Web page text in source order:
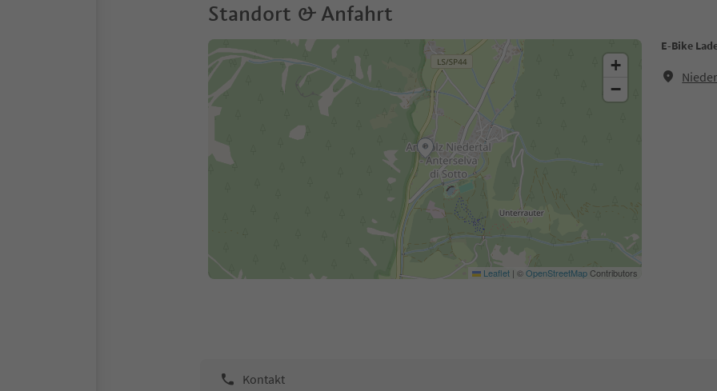
Standort & Anfahrt
E-Bike
+
−
Leaflet | ©OpenStreetMapContributors
Kontakt